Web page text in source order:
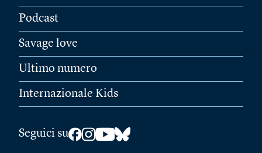
Podcast
Savage love
Ultimo numero
Internazionale Kids
Seguici su